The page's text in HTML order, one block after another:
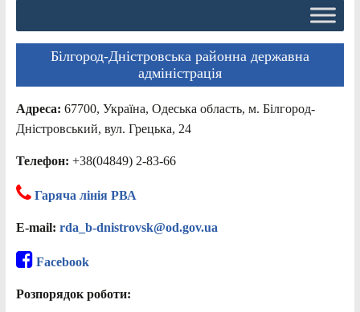
Білгород-Дністровська районна державна
адміністрація
Адреса: 67700, Україна, Одеська область, м. Білгород-
Дністровський, вул. Грецька, 24
Телефон: +38(04849) 2-83-66
Гаряча лінія РВА
E-mail: rda_b-dnistrovsk@od.gov.ua
Facebook
Розпорядок роботи: